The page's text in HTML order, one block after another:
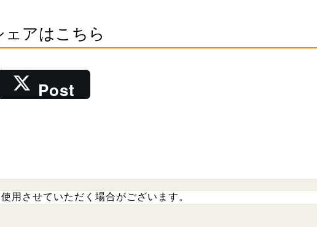
ェアはこちら
Post
用させていただく場合がございます。